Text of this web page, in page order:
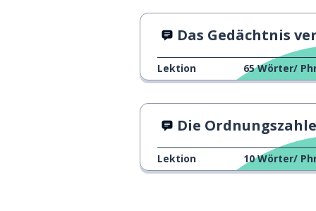
Das Gedächtnis
Lektion 65 Wörter/
Die
Lektion 10 Wörter/